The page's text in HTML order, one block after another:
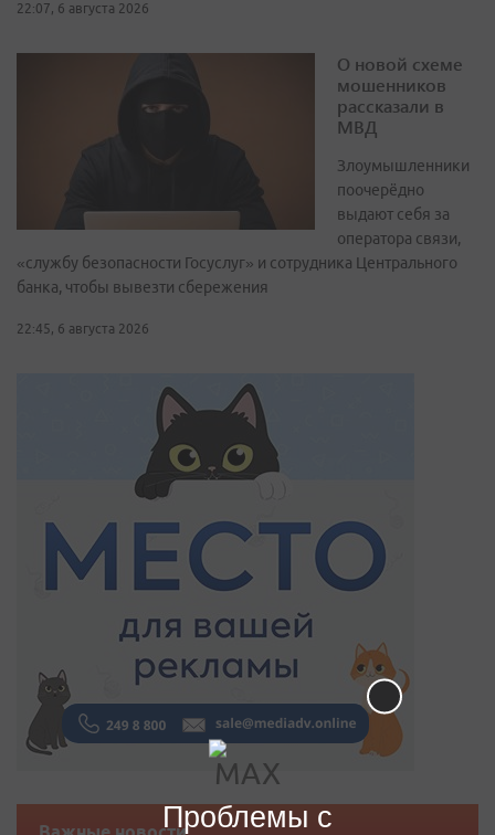
22:07, 6 августа 2026
О новой схеме
мошенников
рассказали в
МВД
Злоумышленники
поочерёдно
выдают себя за
оператора связи,
«службу безопасности Госуслуг» и сотрудника Центрального
банка, чтобы вывезти сбережения
22:45, 6 августа 2026
Проблемы с